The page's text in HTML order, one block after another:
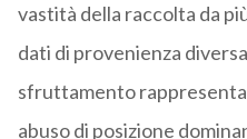
vastità della raccolta da
dati di provenienza
sfruttamento
abuso di posizione